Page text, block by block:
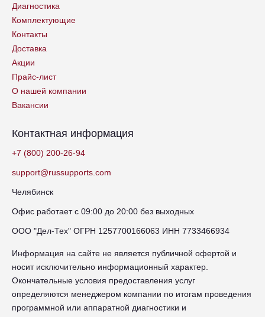
Диагностика
Комплектующие
Контакты
Доставка
Акции
Прайс-лист
О нашей компании
Вакансии
Контактная информация
+7 (800) 200-26-94
support@russupports.com
Челябинск
Офис работает с 09:00 до 20:00 без выходных
ООО "Дел-Тех" ОГРН 1257700166063 ИНН 7733466934
Информация на сайте не является публичной офертой и
носит исключительно информационный характер.
Окончательные условия предоставления услуг
определяются менеджером компании по итогам проведения
программной или аппаратной диагностики и